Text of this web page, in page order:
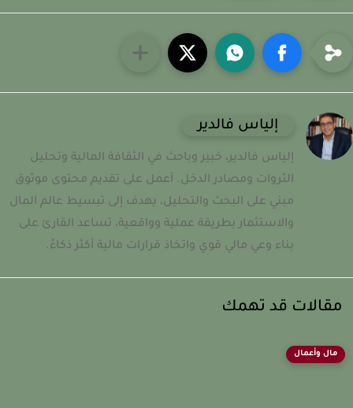
إلياس فالدير
إلياس فالدير، خبير وباحث في الثقافة المالية وتحليل
الثروات ومصادر الدخل. أعمل على تقديم محتوى موثوق
مبني على البحث والتحليل، يهدف إلى تبسيط عالم المال
والاستثمار بطريقة عملية وواقعية، تساعد القارئ على
بناء وعي مالي قوي واتخاذ قرارات مالية أكثر ذكاءً.
قد تهمك
مال وأعمال